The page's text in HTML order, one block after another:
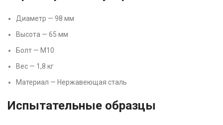
Диаметр — 98 мм
Высота — 65 мм
Болт — M10
Вес — 1,8 кг
Материал — Нержавеющая сталь
Испытательные образцы